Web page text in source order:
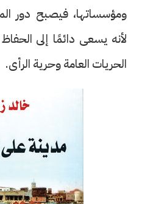
ومؤسساتها، فيصبح دور
لأنه يسعى دائمًا إلى
الحريات العامة وحرية الرأى.